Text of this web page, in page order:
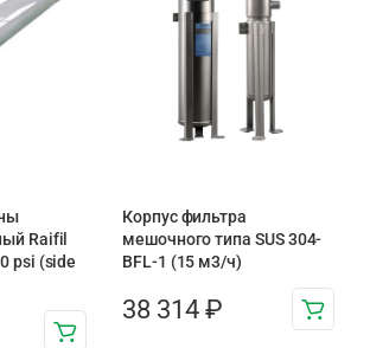
Raifil
psi (side
Корпус фильтра
мешочного типа SUS 304-
BFL-1 (15 м3/ч)
38 314 ₽